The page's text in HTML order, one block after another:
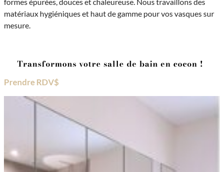
formes épurées, douces et chaleureuse. Nous travaillons des
matériaux hygiéniques et haut de gamme pour vos vasques sur
mesure.
Transformons votre salle de bain en cocon !
Prendre RDV